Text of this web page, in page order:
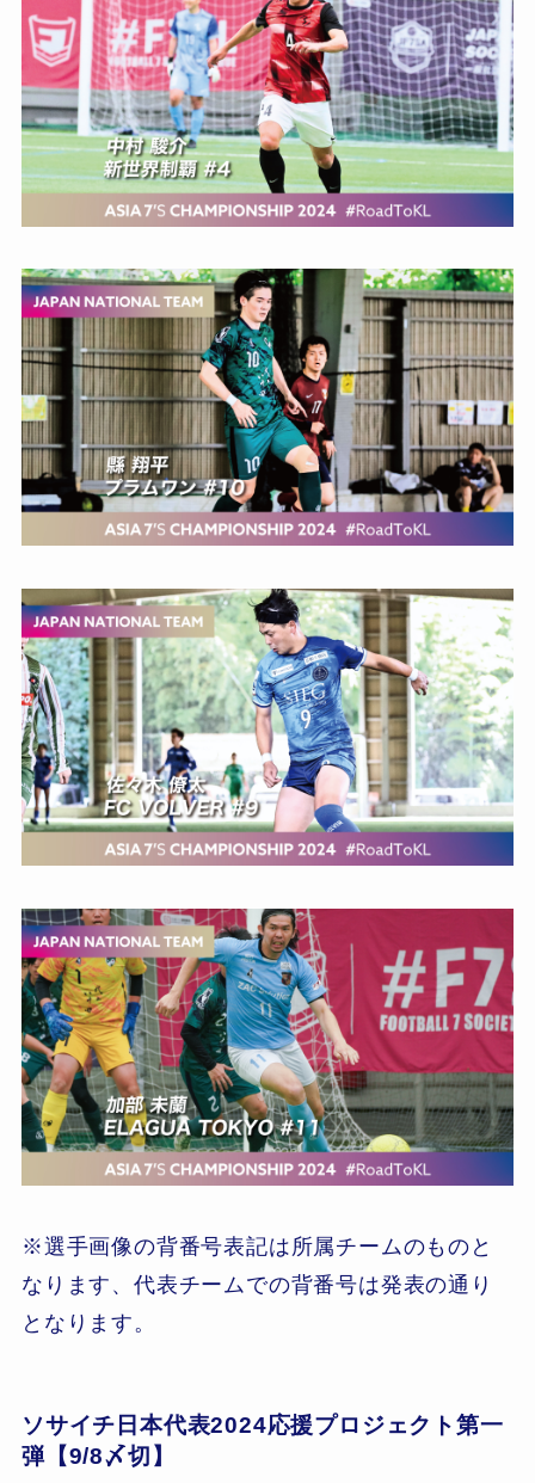
※選手画像の背番号表記は所属チームのものと
なります、代表チームでの背番号は発表の通り
となります。
ソサイチ日本代表2024応援プロジェクト第一
弾【9/8〆切】